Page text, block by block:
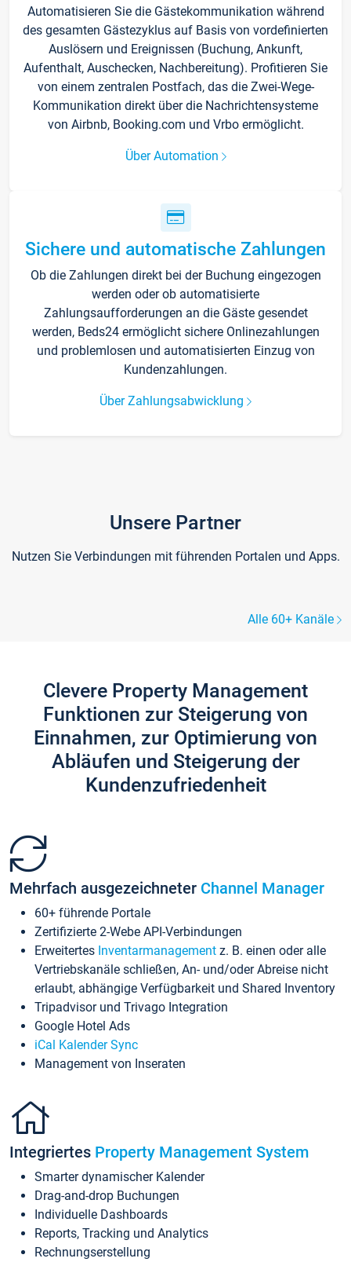
Automatisieren Sie die Gästekommunikation während
des gesamten Gästezyklus auf Basis von vordefinierten
Auslösern und Ereignissen (Buchung, Ankunft,
Aufenthalt, Auschecken, Nachbereitung). Profitieren Sie
von einem zentralen Postfach, das die Zwei-Wege-
Kommunikation direkt über die Nachrichtensysteme
von Airbnb, Booking.com und Vrbo ermöglicht.
Über Automation
Sichere und automatische Zahlungen
Ob die Zahlungen direkt bei der Buchung eingezogen
werden oder ob automatisierte
Zahlungsaufforderungen an die Gäste gesendet
werden, Beds24 ermöglicht sichere Onlinezahlungen
und problemlosen und automatisierten Einzug von
Kundenzahlungen.
Über Zahlungsabwicklung
Unsere Partner
Nutzen Sie Verbindungen mit führenden Portalen und Apps.
Alle 60+ Kanäle
Clevere Property Management
Funktionen zur Steigerung von
Einnahmen, zur Optimierung von
Abläufen und Steigerung der
Kundenzufriedenheit
Mehrfach ausgezeichneter Channel Manager
60+ führende Portale
Zertifizierte 2-Webe API-Verbindungen
Erweitertes Inventarmanagement z. B. einen oder alle
Vertriebskanäle schließen, An- und/oder Abreise nicht
erlaubt, abhängige Verfügbarkeit und Shared Inventory
Tripadvisor und Trivago Integration
Google Hotel Ads
iCal Kalender Sync
Management von Inseraten
Integriertes Property Management System
Smarter dynamischer Kalender
Drag-and-drop Buchungen
Individuelle Dashboards
Reports, Tracking und Analytics
Rechnungserstellung